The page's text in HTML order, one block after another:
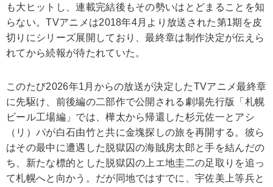
も大ヒットし、連載完結後もその勢いはとどまることを知
らない。TVアニメは2018年4月より放送された第1期を皮
切りにシリーズ展開しており、最終章は制作決定が伝えら
れてから続報が待たれていた。
このたび2026年1月からの放送が決定したTVアニメ最終章
に先駆け、前後編の二部作で公開される劇場先行版「札幌
ビール工場編」では、樺太から帰還した杉元佐一とアシ
（リ）パが白石由竹と共に金塊探しの旅を再開する。彼ら
はその最中に遭遇した脱獄囚の海賊房太郎と手を結んだの
ち、新たな標的とした脱獄囚の上エ地圭二の足取りを追っ
て札幌へと向かう。だが同地ではすでに、宇佐美上等兵と